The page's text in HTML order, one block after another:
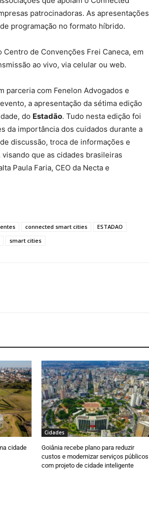
patrocinadoras. As apresentações
programação no formato híbrido.
de Convenções Frei Caneca, em
ao vivo, via celular ou web.
parceria com Fenelon Advogados e
a apresentação da sétima edição
do Estadão. Tudo nesta edição foi
da importância dos cuidados durante a
discussão, troca de informações e
que as cidades brasileiras
Paula Faria, CEO da Necta e
connected smart cities
ESTADAO
smart cities
cidade
Cidades
Goiânia recebe plano para reduzir
custos e modernizar serviços públicos
com projeto de cidade inteligente